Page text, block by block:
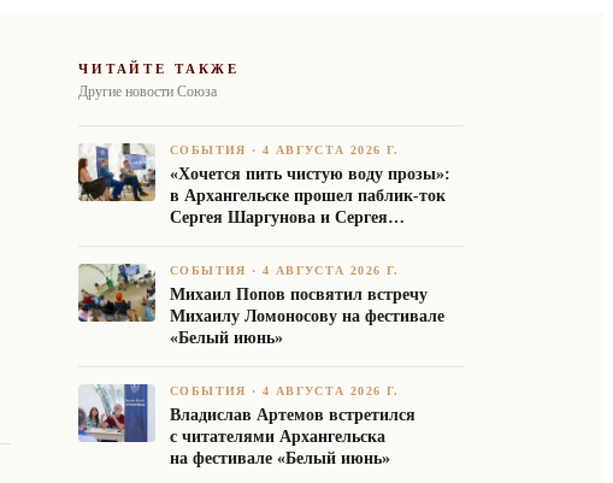
ЧИТАЙТЕ ТАКЖЕ
Другие новости Союза
СОБЫТИЯ ·4 АВГУСТА 2026 Г.
«Хочется пить чистую воду прозы»:
в Архангельске прошел паблик-ток
Сергея Шаргунова и Сергея
СОБЫТИЯ ·4 АВГУСТА 2026 Г.
Михаил Попов посвятил встречу
Михаилу Ломоносову на фестивале
«Белый июнь»
СОБЫТИЯ ·4 АВГУСТА 2026 Г.
Владислав Артемов встретился
с читателями Архангельска
на фестивале «Белый июнь»